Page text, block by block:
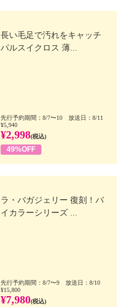
長い毛足で汚れをキャッチ
パルスイクロス 薄...
先行予約期間：8/7〜10 放送日：8/11
¥5,940
¥2,998(税込)
49%OFF
ラ・バガジェリー 復刻！バ
イカラーシリーズ ...
先行予約期間：8/7〜9 放送日：8/10
¥15,800
¥7,980(税込)